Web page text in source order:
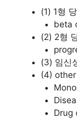
(1) 1형
beta
(2) 2형
(3) 임신
(4)
Drug